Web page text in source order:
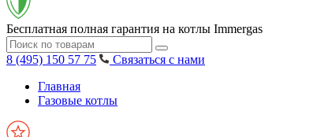
Бесплатная полная гарантия на котлы Immergas
8 (495) 150 57 75
Связаться с нами
Главная
Газовые котлы